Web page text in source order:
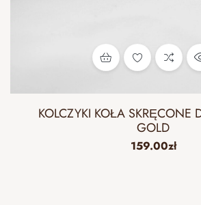
KOLCZYKI KOŁA SKRĘCONE
GOLD
159.00zł